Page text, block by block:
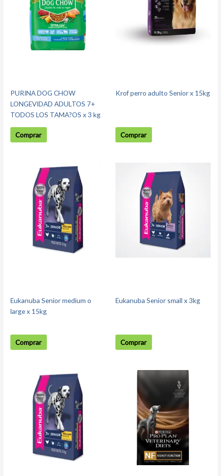
PURINA DOG CHOW
LONGEVIDAD ADULTOS 7+
TODOS LOS TAMA?OS x 3 kg
Comprar
Krof perro adulto Senior x 15kg
Comprar
Eukanuba Senior medium o
large x 15kg
Comprar
Eukanuba Senior small x 3kg
Comprar